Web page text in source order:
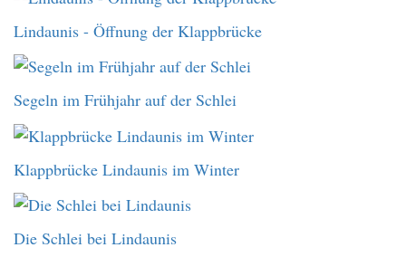
Lindaunis - Öffnung der Klappbrücke
Segeln im Frühjahr auf der Schlei
Klappbrücke Lindaunis im Winter
Die Schlei bei Lindaunis